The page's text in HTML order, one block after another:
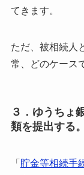
てきます。
ただ、被相続人
常、どのケース
３．ゆうちょ
類を提出する。
「 貯金等相続手